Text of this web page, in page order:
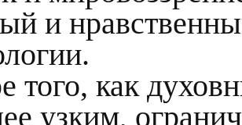
и
того, как
узким,